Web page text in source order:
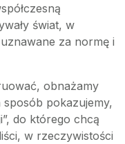
świat, w
za normę i
obnażamy
pokazujemy,
do którego chcą
w rzeczywistości